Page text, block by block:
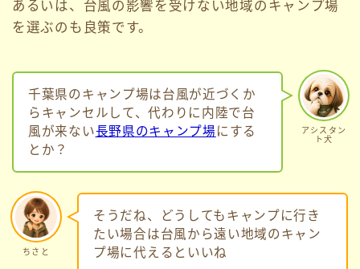
あるいは、台風の影響を受けない地域のキャンプ場
を選ぶのも良策です。
アシスタン
ト犬
千葉県のキャンプ場は台風が近づくか
らキャンセルして、代わりに内陸で台
風が来ない長野県のキャンプ場 にする
とか？
ちさと
そうだね、どうしてもキャンプに行き
たい場合は台風から遠い地域のキャン
プ場に代えるといいね